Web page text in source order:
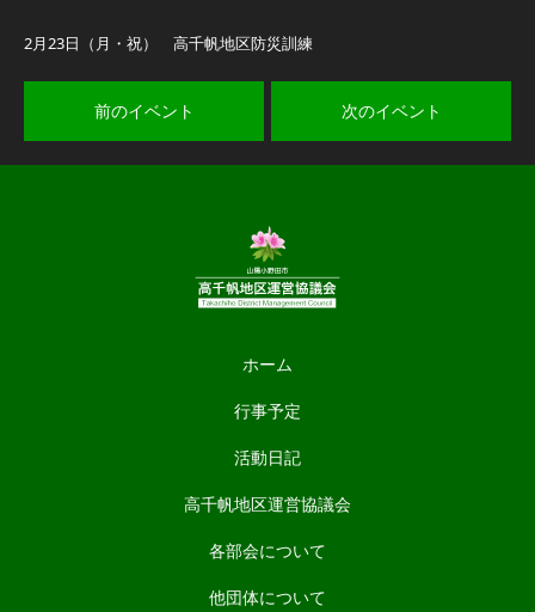
2月23日（月・祝） 高千帆地区防災訓練
前のイベント 次のイベント
ホーム
行事予定
活動日記
高千帆地区運営協議会
各部会について
他団体について